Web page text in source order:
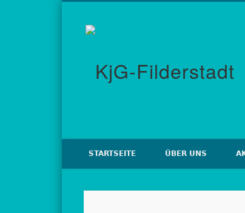
STARTSEITE ÜBER UNS